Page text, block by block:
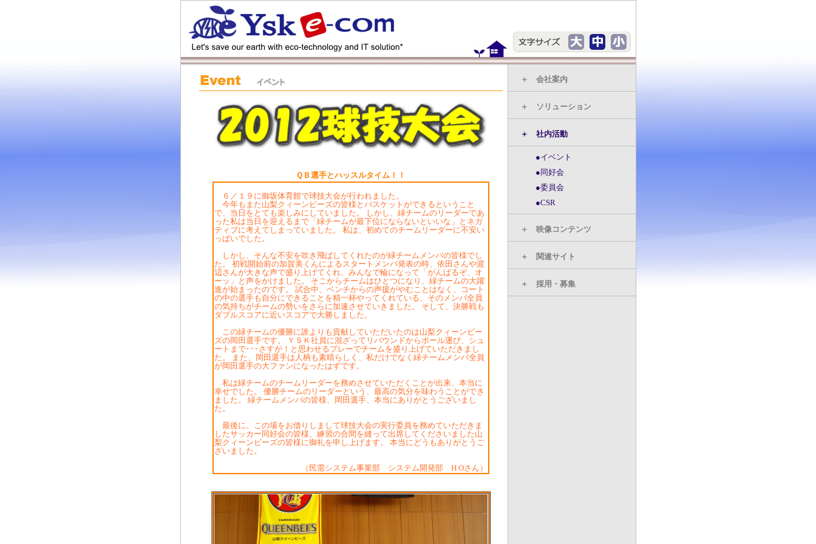
ＱＢ選手とハッスルタイム！！
６／１９に御坂体育館で球技大会が行われました。
今年もまた山梨クィーンビーズの皆様とバスケットができるということ
で、当日をとても楽しみにしていました。 しかし、緑チームのリーダーであ
った私は当日を迎えるまで「緑チームが最下位にならないといいな」とネガ
ティブに考えてしまっていました。 私は、初めてのチームリーダーに不安い
っぱいでした。
しかし、そんな不安を吹き飛ばしてくれたのが緑チームメンバの皆様でし
た。 初戦開始前の加賀美くんによるスタートメンバ発表の時、依田さんや渡
辺さんが大きな声で盛り上げてくれ、みんなで輪になって「がんばるぞ、オ
ーッ」と声をかけました。 そこからチームはひとつになり、緑チームの大躍
進が始まったのです。 試合中、ベンチからの声援がやむことはなく、コート
の中の選手も自分にできることを精一杯やってくれている、そのメンバ全員
の気持ちがチームの勢いをさらに加速させていきました。 そして、決勝戦も
ダブルスコアに近いスコアで大勝しました。
この緑チームの優勝に誰よりも貢献していただいたのは山梨クィーンビー
ズの岡田選手です。 ＹＳＫ社員に混ざってリバウンドからボール運び、シュ
ートまで･･･さすが！と思わせるプレーでチームを盛り上げていただきまし
た。 また、岡田選手は人柄も素晴らしく、私だけでなく緑チームメンバ全員
が岡田選手の大ファンになったはずです。
私は緑チームのチームリーダーを務めさせていただくことが出来、本当に
幸せでした。 優勝チームのリーダーという、最高の気分を味わうことができ
ました。 緑チームメンバの皆様、岡田選手、本当にありがとうございまし
た。
最後に、この場をお借りしまして球技大会の実行委員を務めていただきま
したサッカー同好会の皆様、練習の合間を縫って出席してくださいました山
梨クィーンビーズの皆様に御礼を申し上げます。 本当にどうもありがとうご
ざいました。
（民需システム事業部 システム開発部 H.Oさん）